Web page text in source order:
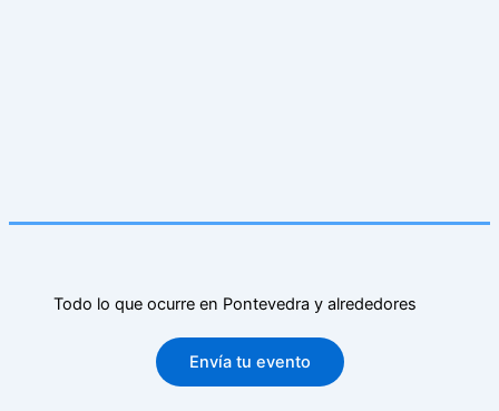
Todo lo que ocurre en Pontevedra y alrededores
Envía tu evento